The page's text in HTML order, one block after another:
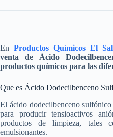
En Productos Químicos El
venta de Ácido
productos químicos para las
Que es Ácido Dodecilbenceno
El ácido dodecilbenceno
para producir tensioactivos
productos de limpieza, tales
emulsionantes.